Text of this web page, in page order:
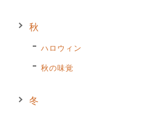
秋
ハロウィン
秋の味覚
冬